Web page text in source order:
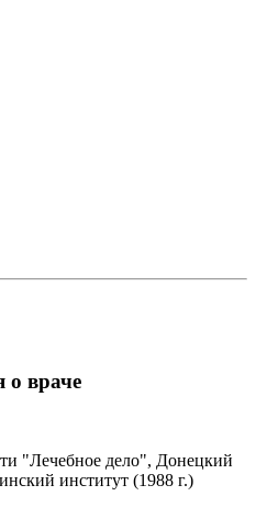
о враче
"Лечебное дело", Донецкий
институт (1988 г.)